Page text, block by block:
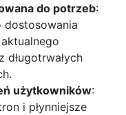
do potrzeb:
dostosowania
długotrwałych
użytkowników:
i płynniejsze